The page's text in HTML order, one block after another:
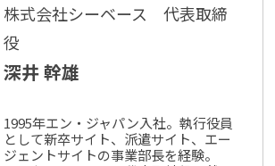
株式会社シーベース 代表取締
役
深井 幹雄
1995年エン・ジャパン入社。執行役員
として新卒サイト、派遣サイト、エー
ジェントサイトの事業部長を経験。